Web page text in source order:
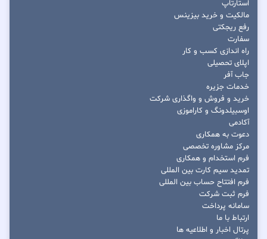
استارتاپ
مالکیت و خرید بیزینس
رفع ریجکتی
سفارت
راه اندازی کسب و کار
اپلای تحصیلی
جاب آفر
خدمات جزیره
خرید و فروش و واگذاری شرکت
اوسبیلدونگ و کاراموزی
آکادمی
دعوت به همکاری
مرکز مشاوره تخصصی
فرم استخدام و همکاری
تمدید سیم کارت بین المللی
فرم افتتاح حساب بین المللی
فرم ثبت شرکت
سامانه پرداخت
ارتباط با ما
پرتال اخبار و اطلاعیه ها